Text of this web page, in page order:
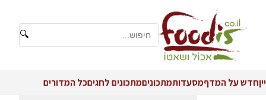
🔍
ייןחדש על המדףמסעדותמתכוניםמתכונים לחגיםכל המדורים